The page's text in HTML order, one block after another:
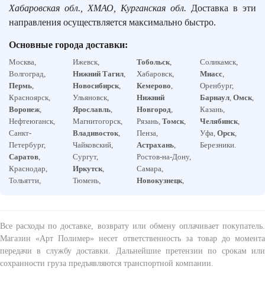
Хабаровская обл., ХМАО, Курганская обл. Доставка в эти
направления осуществляется максимально быстро.
Основные города доставки:
Москва,
Волгоград,
Пермь,
Красноярск,
Воронеж,
Нефтеюганск,
Санкт-
Петербург,
Саратов,
Краснодар,
Тольятти,
Ижевск,
Нижний Тагил,
Новосибирск,
Ульяновск,
Ярославль,
Магнитогорск,
Владивосток,
Чайковский,
Сургут,
Иркутск,
Тюмень,
Тобольск,
Хабаровск,
Кемерово,
Нижний
Новгород,
Рязань, Томск,
Пенза,
Астрахань,
Ростов-на-Дону,
Самара,
Новокузнецк,
Соликамск,
Миасс,
Оренбург,
Барнаул,Омск,
Казань,
Челябинск,
Уфа,Орск,
Березники.
Все расходы по доставке, возврату или обмену оплачивает покупатель.
Магазин «Арт Полимер» несет ответственность за товар до момента
передачи в службу доставки. Дальнейшие претензии по срокам или
сохранности груза предъявляются транспортной компании.